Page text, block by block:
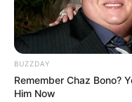
BUZZDAY
Remember Chaz Bono?
Him Now